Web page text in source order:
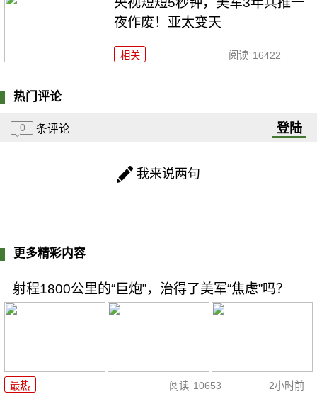
夜作废！亚太变天
相关 阅读 16422
热门评论
0 条评论 登陆
我来说两句
更多精彩内容
射程1800公里的“巨炮”，治得了美军“焦虑”吗？
最热 阅读 10653 2小时前